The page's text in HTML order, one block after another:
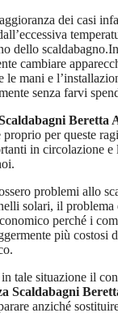
dei casi
dello
cambiare
le mani e
senza farvi
Beretta
proprio per queste
in circolazione e
problemi allo
solari, il problema
perché i
più costosi
tale situazione il
Scaldabagni
anziché